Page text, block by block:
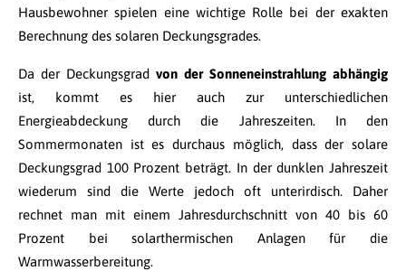
Hausbewohner spielen eine wichtige Rolle bei der exakten
Berechnung des solaren Deckungsgrades.
Da der Deckungsgrad von der Sonneneinstrahlung abhängig
ist, kommt es hier auch zur unterschiedlichen
Energieabdeckung durch die Jahreszeiten. In den
Sommermonaten ist es durchaus möglich, dass der solare
Deckungsgrad 100 Prozent beträgt. In der dunklen Jahreszeit
wiederum sind die Werte jedoch oft unterirdisch. Daher
rechnet man mit einem Jahresdurchschnitt von 40 bis 60
Prozent bei solarthermischen Anlagen für die
Warmwasserbereitung.